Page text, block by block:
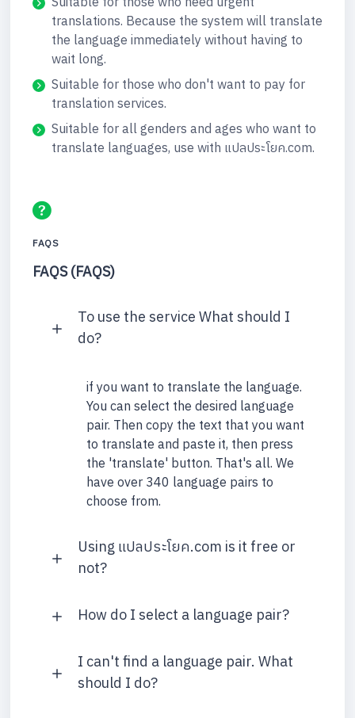
translations. Because the system will translate
the language immediately without having to
wait long.
Suitable for those who don't want to pay for
translation services.
Suitable for all genders and ages who want to
translate languages, use with แปลประโยค.com.
FAQS
FAQS (FAQS)
To use the service What should I
do?
if you want to translate the language.
You can select the desired language
pair. Then copy the text that you want
to translate and paste it, then press
the 'translate' button. That's all. We
have over 340 language pairs to
choose from.
Using แปลประโยค.com is it free or
not?
How do I select a language pair?
I can't find a language pair. What
should I do?